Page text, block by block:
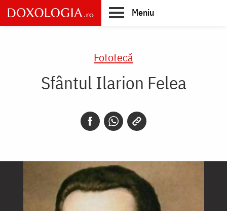
Skip
to
main
Meniu
Fototecă
Sfântul Ilarion Felea